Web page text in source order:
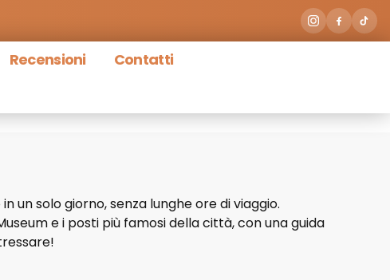
Recensioni Contatti
un solo giorno, senza lunghe ore di viaggio.
e i posti più famosi della città, con una guida